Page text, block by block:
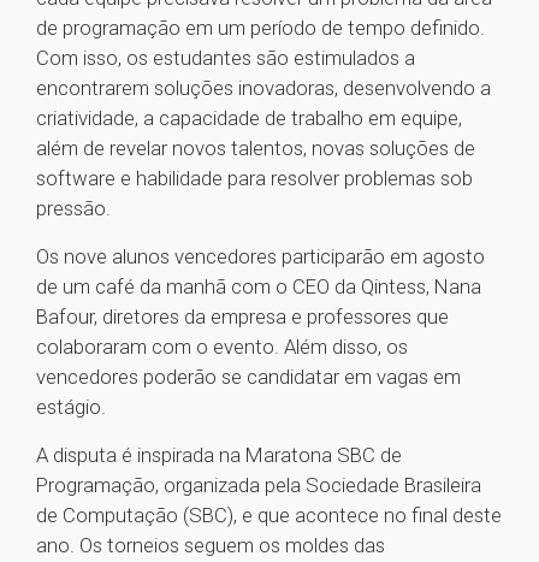
de programação em um período de tempo definido.
Com isso, os estudantes são estimulados a
encontrarem soluções inovadoras, desenvolvendo a
criatividade, a capacidade de trabalho em equipe,
além de revelar novos talentos, novas soluções de
software e habilidade para resolver problemas sob
pressão.
Os nove alunos vencedores participarão em agosto
de um café da manhã com o CEO da Qintess, Nana
Bafour, diretores da empresa e professores que
colaboraram com o evento. Além disso, os
vencedores poderão se candidatar em vagas em
estágio.
A disputa é inspirada na Maratona SBC de
Programação, organizada pela Sociedade Brasileira
de Computação (SBC), e que acontece no final deste
ano. Os torneios seguem os moldes das